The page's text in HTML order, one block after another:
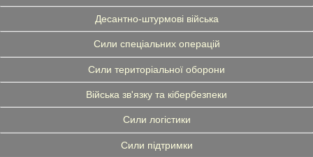
Десантно-штурмові війська
Сили спеціальних операцій
Сили територіальної оборони
Війська зв'язку та кібербезпеки
Сили логістики
Сили підтримки